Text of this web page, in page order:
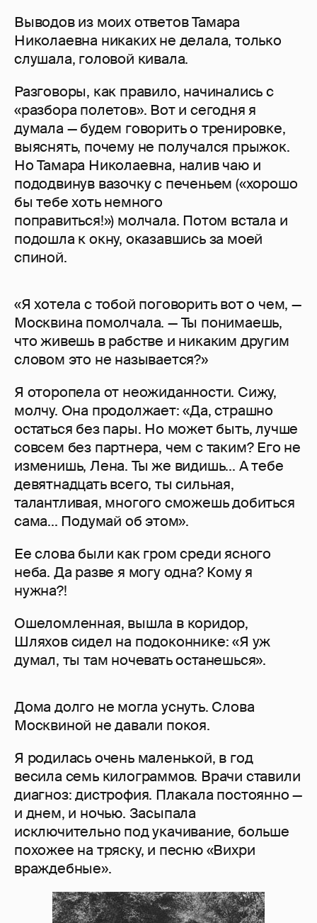
Выводов из моих ответов Тамара
Николаевна никаких не делала, только
слушала, головой кивала.
Разговоры, как правило, начинались с
«разбора полетов». Вот и сегодня я
думала — будем говорить о тренировке,
выяснять, почему не получался прыжок.
Но Тамара Николаевна, налив чаю и
пододвинув вазочку с печеньем («хорошо
бы тебе хоть немного
поправиться!») молчала. Потом встала и
подошла к окну, оказавшись за моей
спиной.
«Я хотела с тобой поговорить вот о чем, —
Москвина помолчала. — Ты понимаешь,
что живешь в рабстве и никаким другим
словом это не называется?»
Я оторопела от неожиданности. Сижу,
молчу. Она продолжает: «Да, страшно
остаться без пары. Но может быть, лучше
совсем без партнера, чем с таким? Его не
изменишь, Лена. Ты же видишь... А тебе
девятнадцать всего, ты сильная,
талантливая, многого сможешь добиться
сама... Подумай об этом».
Ее слова были как гром среди ясного
неба. Да разве я могу одна? Кому я
нужна?!
Ошеломленная, вышла в коридор,
Шляхов сидел на подоконнике: «Я уж
думал, ты там ночевать останешься».
Дома долго не могла уснуть. Слова
Москвиной не давали покоя.
Я родилась очень маленькой, в год
весила семь килограммов. Врачи ставили
диагноз: дистрофия. Плакала постоянно —
и днем, и ночью. Засыпала
исключительно под укачивание, больше
похожее на тряску, и песню «Вихри
враждебные».